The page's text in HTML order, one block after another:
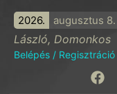
2026. augusztus 8.
László, Domonkos
Belépés / Regisztráció